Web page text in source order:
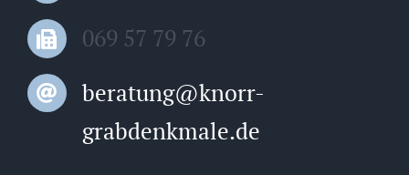
069 57 79 76
beratung@knorr-
grabdenkmale.de